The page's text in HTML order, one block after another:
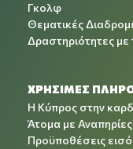
Γκολφ
Θεματικές
Δραστηριότητες με
ΧΡΉΣΙΜΕΣ
Η Κύπρος στην
Άτομα με Αναπηρίες
Προϋποθέσεις